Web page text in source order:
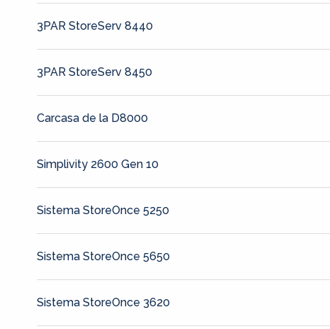
3PAR StoreServ 8440
3PAR StoreServ 8450
Carcasa de la D8000
Simplivity 2600 Gen 10
Sistema StoreOnce 5250
Sistema StoreOnce 5650
Sistema StoreOnce 3620